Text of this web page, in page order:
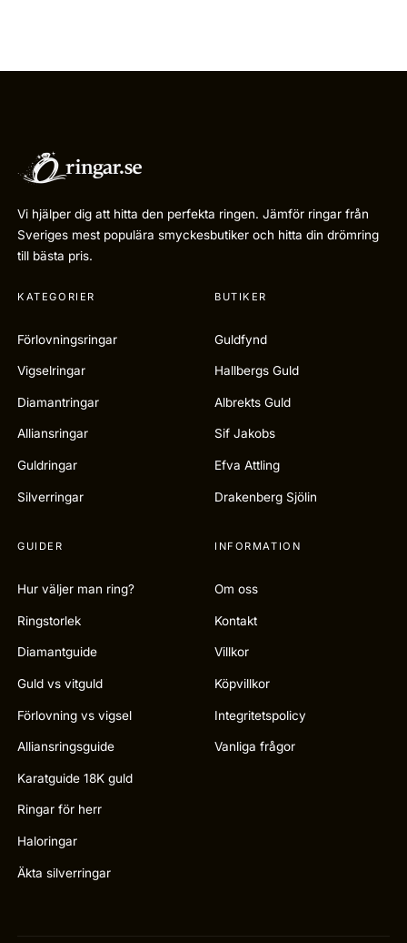
Vi hjälper dig att hitta den perfekta ringen. Jämför ringar från
Sveriges mest populära smyckesbutiker och hitta din drömring
till bästa pris.
KATEGORIER
Förlovningsringar
Vigselringar
Diamantringar
Alliansringar
Guldringar
Silverringar
BUTIKER
Guldfynd
Hallbergs Guld
Albrekts Guld
Sif Jakobs
Efva Attling
Drakenberg Sjölin
GUIDER
Hur väljer man ring?
Ringstorlek
Diamantguide
Guld vs vitguld
Förlovning vs vigsel
Alliansringsguide
Karatguide 18K guld
Ringar för herr
Haloringar
Äkta silverringar
INFORMATION
Om oss
Kontakt
Villkor
Köpvillkor
Integritetspolicy
Vanliga frågor